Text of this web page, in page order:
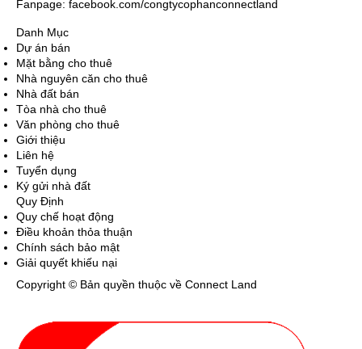
Fanpage: facebook.com/congtycophanconnectland
Danh Mục
Dự án bán
Mặt bằng cho thuê
Nhà nguyên căn cho thuê
Nhà đất bán
Tòa nhà cho thuê
Văn phòng cho thuê
Giới thiệu
Liên hệ
Tuyển dụng
Ký gửi nhà đất
Quy Định
Quy chế hoạt động
Điều khoản thỏa thuận
Chính sách bảo mật
Giải quyết khiếu nại
Copyright © Bản quyền thuộc về Connect Land